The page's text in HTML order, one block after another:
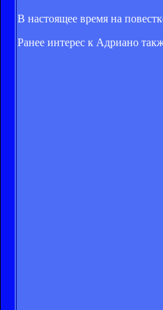
В настоящее время на
Ранее интерес к Адриано